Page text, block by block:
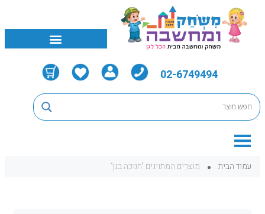
02-6749494
עמוד הבית מוצרים המתויגים “חנוכה בגן”